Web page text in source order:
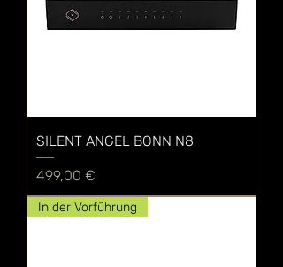
SILENT ANGEL BONN N8
Preis
499,00 €
In der Vorführung